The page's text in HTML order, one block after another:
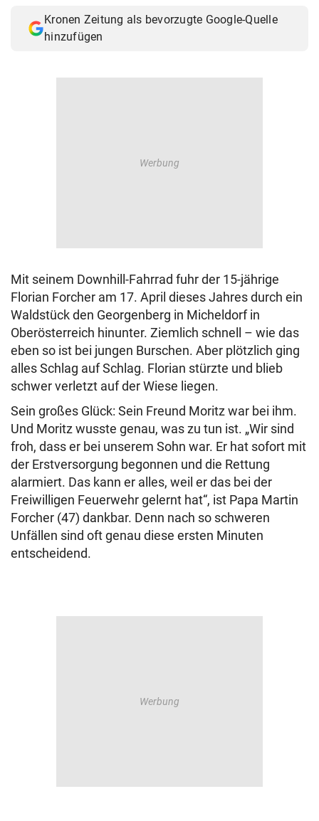
Kronen Zeitung als bevorzugte Google-Quelle
hinzufügen
Mit seinem Downhill-Fahrrad fuhr der 15-jährige
Florian Forcher am 17. April dieses Jahres durch ein
Waldstück den Georgenberg in Micheldorf in
Oberösterreich hinunter. Ziemlich schnell – wie das
eben so ist bei jungen Burschen. Aber plötzlich ging
alles Schlag auf Schlag. Florian stürzte und blieb
schwer verletzt auf der Wiese liegen.
Sein großes Glück: Sein Freund Moritz war bei ihm.
Und Moritz wusste genau, was zu tun ist. „Wir sind
froh, dass er bei unserem Sohn war. Er hat sofort mit
der Erstversorgung begonnen und die Rettung
alarmiert. Das kann er alles, weil er das bei der
Freiwilligen Feuerwehr gelernt hat“, ist Papa Martin
Forcher (47) dankbar. Denn nach so schweren
Unfällen sind oft genau diese ersten Minuten
entscheidend.